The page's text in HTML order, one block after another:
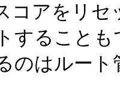
コアをリ
すること
のはルー